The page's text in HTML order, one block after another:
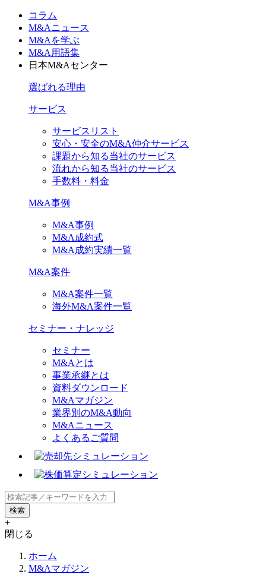
コラム
M&Aニュース
M&Aを学ぶ
M&A用語集
日本M&Aセンター
選ばれる理由
サービス
サービスリスト
安心・安全のM&A仲介サービス
課題から知る当社のサービス
流れから知る当社のサービス
手数料・料金
M&A事例
M&A事例
M&A成約式
M&A成約実績一覧
M&A案件
M&A案件一覧
海外M&A案件一覧
セミナー・ナレッジ
セミナー
M&Aとは
事業承継とは
資料ダウンロード
M&Aマガジン
業界別のM&A動向
M&Aニュース
よくあるご質問
+
閉じる
ホーム
M&Aマガジン